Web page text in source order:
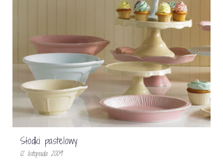
Słodki pastelowy
12 listopada 2009